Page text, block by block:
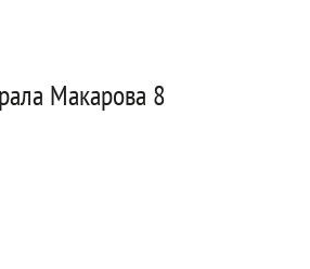
Макарова 8